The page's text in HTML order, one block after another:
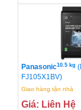
Panasonic10.5 kg
FJ105X1BV)
Giao hàng tận nhà
Giá: Liên Hệ